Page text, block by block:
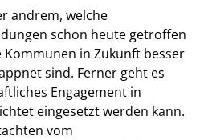
andrem, welche
schon heute getroffen
in Zukunft besser
sind. Ferner geht es
Engagement in
eingesetzt werden kann.
vom